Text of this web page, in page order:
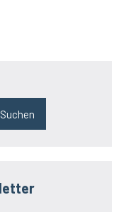
Suchen